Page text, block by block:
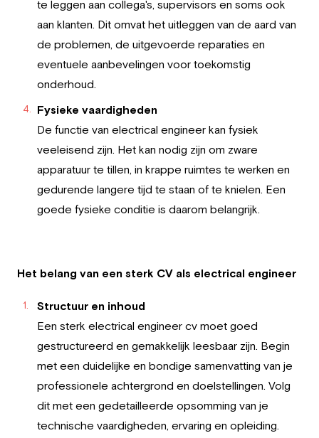
te leggen aan collega's, supervisors en soms ook
aan klanten. Dit omvat het uitleggen van de aard van
de problemen, de uitgevoerde reparaties en
eventuele aanbevelingen voor toekomstig
onderhoud.
Fysieke vaardigheden
De functie van electrical engineer kan fysiek
veeleisend zijn. Het kan nodig zijn om zware
apparatuur te tillen, in krappe ruimtes te werken en
gedurende langere tijd te staan of te knielen. Een
goede fysieke conditie is daarom belangrijk.
Het belang van een sterk CV als electrical engineer
Structuur en inhoud
Een sterk electrical engineer cv moet goed
gestructureerd en gemakkelijk leesbaar zijn. Begin
met een duidelijke en bondige samenvatting van je
professionele achtergrond en doelstellingen. Volg
dit met een gedetailleerde opsomming van je
technische vaardigheden, ervaring en opleiding.